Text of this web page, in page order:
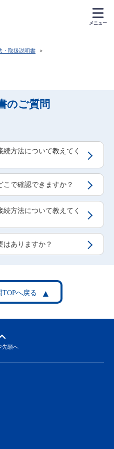
メニュー
・取扱説明書
>
のご質問
方法について教えてく
で確認できますか？
方法について教えてく
はありますか？
先頭へ